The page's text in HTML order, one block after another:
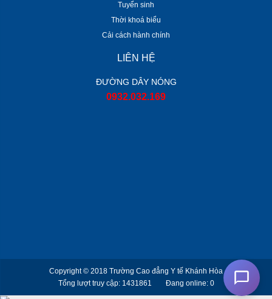
Tuyển sinh
Thời khoá biểu
Cải cách hành chính
LIÊN HỆ
ĐƯỜNG DÂY NÓNG
0932.032.169
Copyright © 2018 Trường Cao đẳng Y tế Khánh Hòa
Tổng lượt truy cập: 1431861
Đang online: 0